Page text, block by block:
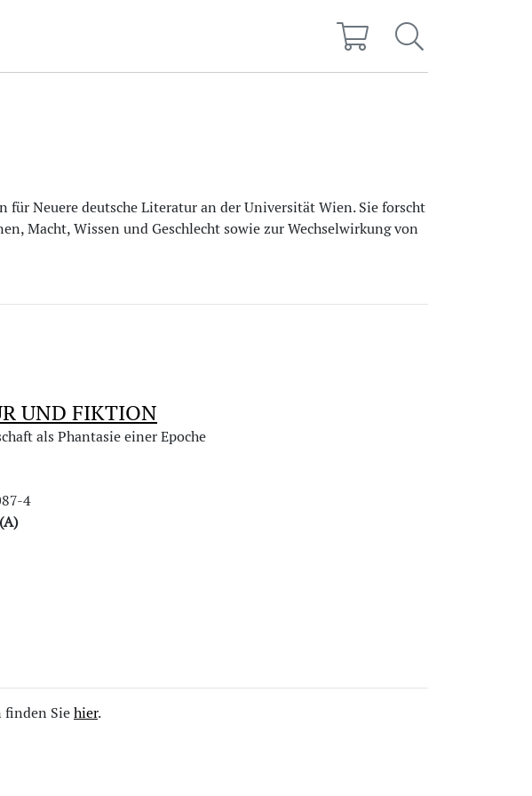
Neuere deutsche Literatur an der Universität Wien. Sie forscht
Macht, Wissen und Geschlecht sowie zur Wechselwirkung von
UND FIKTION
als Phantasie einer Epoche
4
finden Siehier.